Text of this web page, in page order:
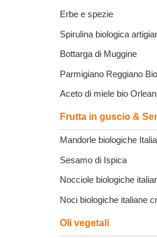
Erbe e spezie
Spirulina biologica
Bottarga di Muggine
Parmigiano Reggiano Bio
Aceto di miele bio
Frutta in guscio &
Mandorle biologiche
Sesamo di Ispica
Nocciole biologiche
Noci biologiche italiane
Oli vegetali